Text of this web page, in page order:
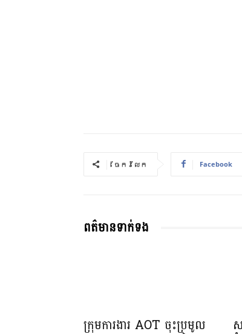
ចែករំលែក Facebook
ពត៌មានទាក់ទង
ក្រុមការងារ AOT ចុះប្រមូល